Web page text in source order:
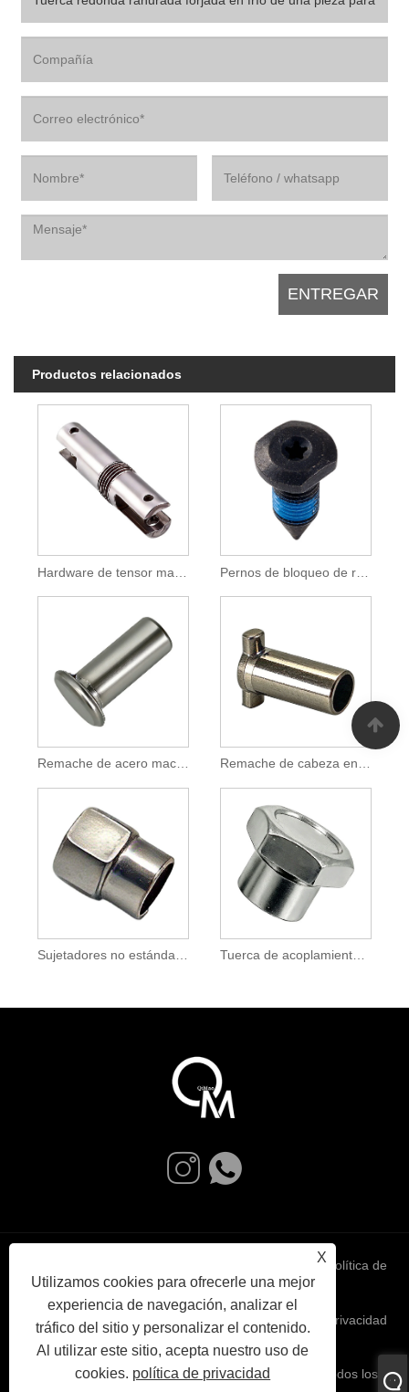
Productos relacionados
Remache de acero macizo de cabeza plana para fijación industrial Remache de cabeza en T de acero inoxidable 304 para fijación industrial
Sujetadores no estándar para accesorios de automóviles y motocicletas Tuerca de acoplamiento hexagonal de acero con brida para cierre roscado industrial
X
Utilizamos cookies para ofrecerle una mejor
experiencia de navegación, analizar el
tráfico del sitio y personalizar el contenido.
Al utilizar este sitio, acepta nuestro uso de
cookies. política de privacidad
política de
privacidad
Copyright © 2024 Ningbo Qimao Trading Co., Ltd. Todos los